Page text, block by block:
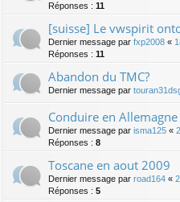
Réponses : 11
[suisse] Le vwspirit
Dernier message par fxp2008 «
Réponses : 11
Abandon du TMC?
Dernier message par
Conduire en Allemagne
Dernier message par isma125 «
Réponses : 8
Toscane en aout 2009
Dernier message par road164 «
Réponses : 5